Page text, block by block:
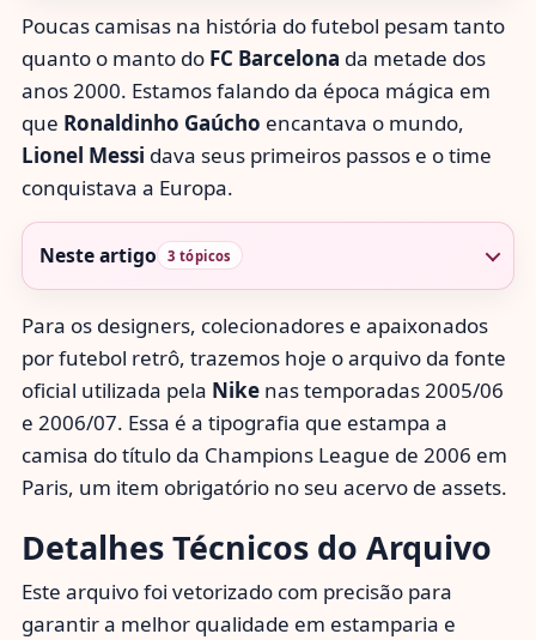
Poucas camisas na história do futebol pesam tanto
quanto o manto do FC Barcelona da metade dos
anos 2000. Estamos falando da época mágica em
que Ronaldinho Gaúcho encantava o mundo,
Lionel Messi dava seus primeiros passos e o time
conquistava a Europa.
Neste artigo 3 tópicos
Para os designers, colecionadores e apaixonados
por futebol retrô, trazemos hoje o arquivo da fonte
oficial utilizada pela Nike nas temporadas 2005/06
e 2006/07. Essa é a tipografia que estampa a
camisa do título da Champions League de 2006 em
Paris, um item obrigatório no seu acervo de assets.
Detalhes Técnicos do Arquivo
Este arquivo foi vetorizado com precisão para
garantir a melhor qualidade em estamparia e